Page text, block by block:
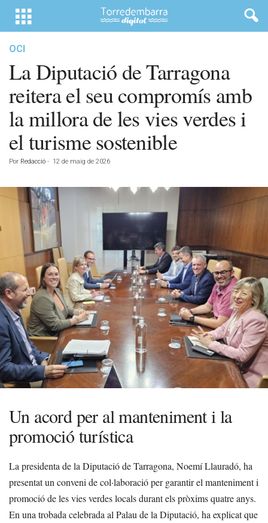
OCI
La Diputació de Tarragona
reitera el seu compromís amb
la millora de les vies verdes i
el turisme sostenible
Por Redacció - 12 de maig de 2026
Un acord per al manteniment i la
promoció turística
La presidenta de la Diputació de Tarragona, Noemí Llauradó, ha
presentat un conveni de col·laboració per garantir el manteniment i
promoció de les vies verdes locals durant els pròxims quatre anys.
En una trobada celebrada al Palau de la Diputació, ha explicat que